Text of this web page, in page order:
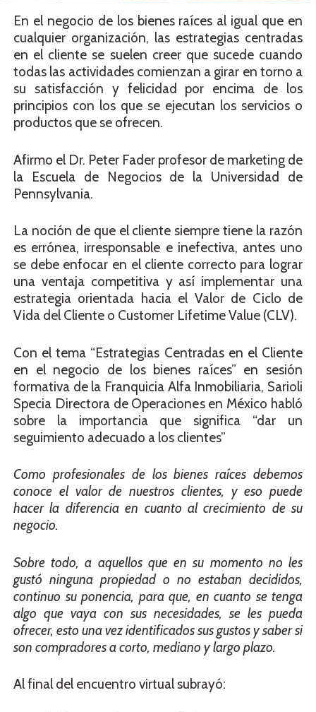
En el negocio de los bienes raíces al igual que en
cualquier organización, las estrategias centradas
en el cliente se suelen creer que sucede cuando
todas las actividades comienzan a girar en torno a
su satisfacción y felicidad por encima de los
principios con los que se ejecutan los servicios o
productos que se ofrecen.
Afirmo el Dr. Peter Fader profesor de marketing de
la Escuela de Negocios de la Universidad de
Pennsylvania.
La noción de que el cliente siempre tiene la razón
es errónea, irresponsable e inefectiva, antes uno
se debe enfocar en el cliente correcto para lograr
una ventaja competitiva y así implementar una
estrategia orientada hacia el Valor de Ciclo de
Vida del Cliente o Customer Lifetime Value (CLV).
Con el tema “Estrategias Centradas en el Cliente
en el negocio de los bienes raíces” en sesión
formativa de la Franquicia Alfa Inmobiliaria, Sarioli
Specia Directora de Operaciones en México habló
sobre la importancia que significa “dar un
seguimiento adecuado a los clientes”
Como profesionales de los bienes raíces debemos
conoce el valor de nuestros clientes, y eso puede
hacer la diferencia en cuanto al crecimiento de su
negocio.
Sobre todo, a aquellos que en su momento no les
gustó ninguna propiedad o no estaban decididos,
continuo su ponencia, para que, en cuanto se tenga
algo que vaya con sus necesidades, se les pueda
ofrecer, esto una vez identificados sus gustos y saber si
son compradores a corto, mediano y largo plazo.
Al final del encuentro virtual subrayó: